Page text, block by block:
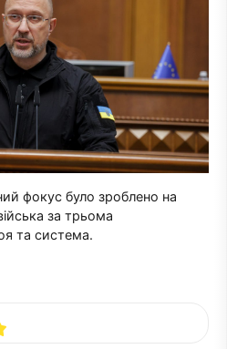
фокус було зроблено на
за трьома
та система.